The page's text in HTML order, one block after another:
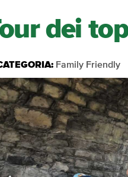
dei
Family Friendly